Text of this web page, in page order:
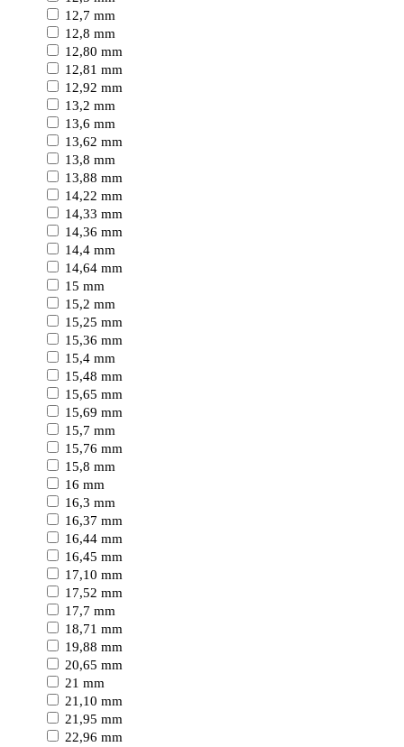
12,7 mm
12,8 mm
12,80 mm
12,81 mm
12,92 mm
13,2 mm
13,6 mm
13,62 mm
13,8 mm
13,88 mm
14,22 mm
14,33 mm
14,36 mm
14,4 mm
14,64 mm
15 mm
15,2 mm
15,25 mm
15,36 mm
15,4 mm
15,48 mm
15,65 mm
15,69 mm
15,7 mm
15,76 mm
15,8 mm
16 mm
16,3 mm
16,37 mm
16,44 mm
16,45 mm
17,10 mm
17,52 mm
17,7 mm
18,71 mm
19,88 mm
20,65 mm
21 mm
21,10 mm
21,95 mm
22,96 mm